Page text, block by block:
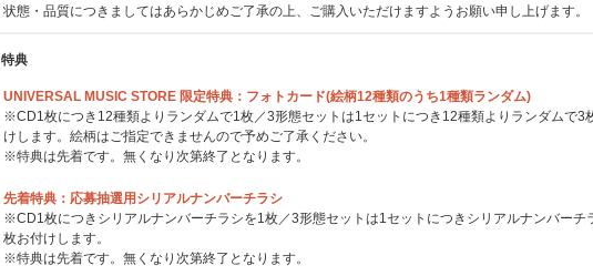
状態・品質につきましてはあらかじめご了承の上、ご購入いただけますようお願い申し上げます。
特典
UNIVERSAL MUSIC STORE 限定特典：フォトカード(絵柄12種類のうち1種類ランダム)
※CD1枚につき12種類よりランダムで1枚／3形態セットは1セットにつき12種類よりランダムで3
けします。絵柄はご指定できませんので予めご了承ください。
※特典は先着です。無くなり次第終了となります。
先着特典：応募抽選用シリアルナンバーチラシ
※CD1枚につきシリアルナンバーチラシを1枚／3形態セットは1セットにつきシリアルナンバーチ
枚お付けします。
※特典は先着です。無くなり次第終了となります。